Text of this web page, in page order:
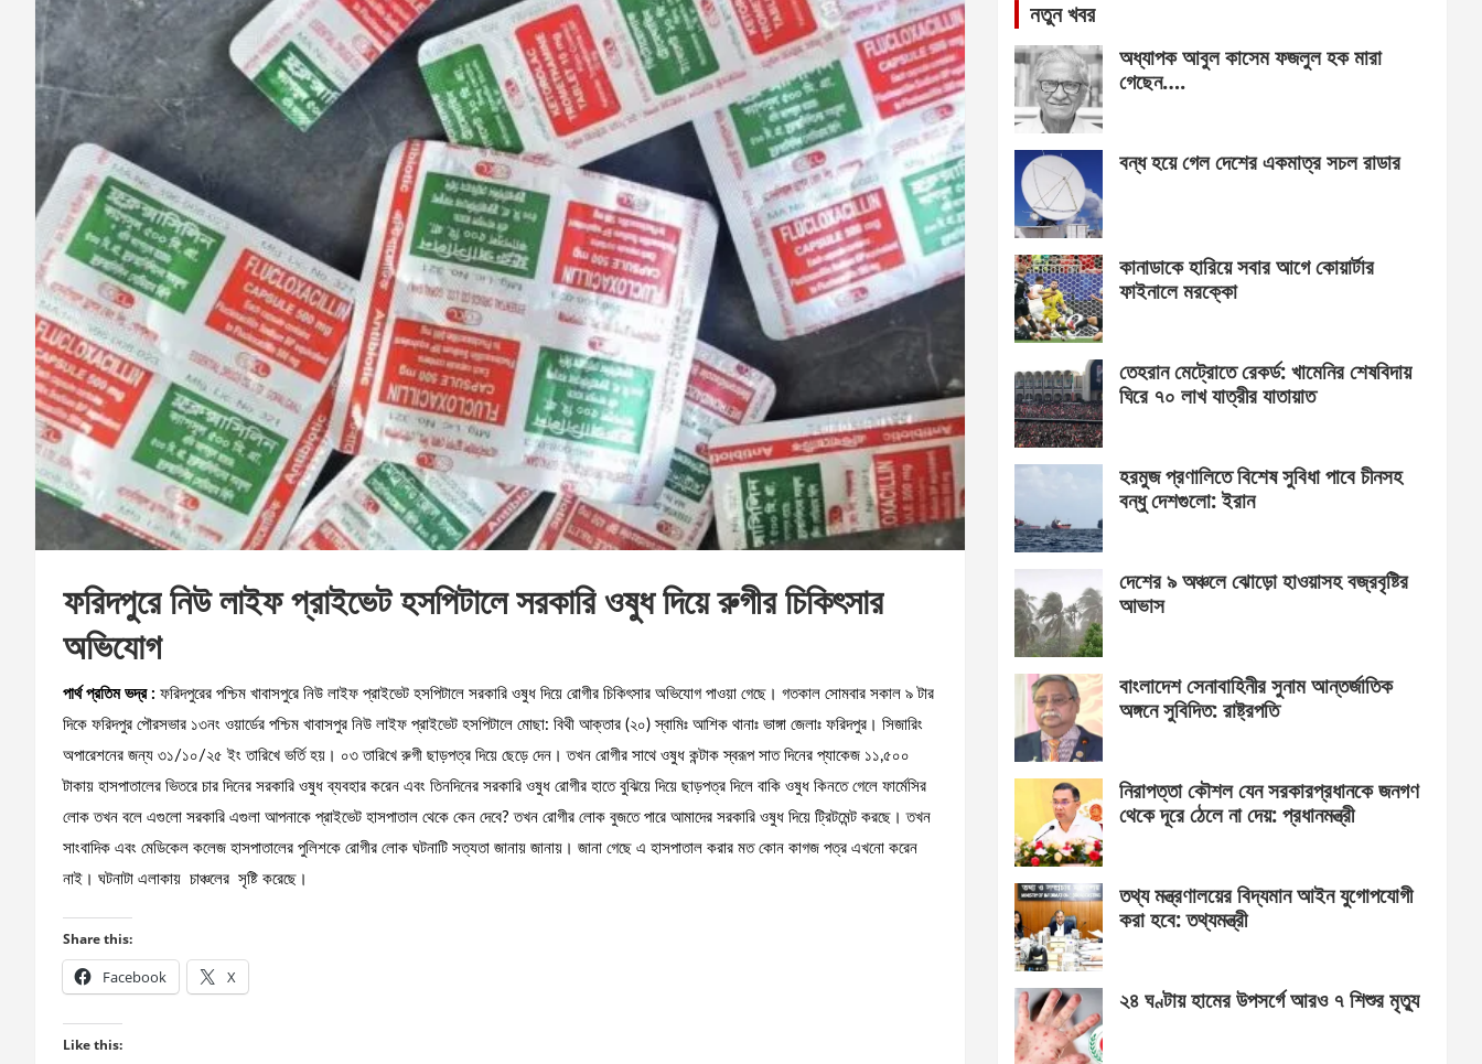
ফরিদপুরে নিউ লাইফ প্রাইভেট হসপিটালে সরকারি ওষুধ দিয়ে রুগীর চিকিৎসার
অভিযোগ
পার্থ প্রতিম ভদ্র : ফরিদপুরের পশ্চিম খাবাসপুরে নিউ লাইফ প্রাইভেট হসপিটালে সরকারি ওষুধ দিয়ে রোগীর চিকিৎসার অভিযোগ পাওয়া গেছে। গতকাল সোমবার ‌সকাল ৯ টার
দিকে ‌ফরিদপুর পৌরসভার ‌১৩নং ওয়ার্ডের পশ্চিম খাবাসপুর নিউ লাইফ প্রাইভেট হসপিটালে মোছা: বিথী আক্তার (২০) স্বামিঃ আশিক থানাঃ ভাঙ্গা জেলাঃ ফরিদপুর। সিজারিং
অপারেশনের জন্য ৩১/১০/২৫ ইং তারিখে ভর্তি হয়। ০৩ তারিখে রুগী ছাড়পত্র দিয়ে ছেড়ে দেন। তখন রোগীর সাথে ওষুধ কন্টাক স্বরূপ সাত দিনের প্যাকেজ ১১,৫০০
টাকায় হাসপাতালের ভিতরে চার দিনের সরকারি ওষুধ ব্যবহার করেন এবং তিনদিনের সরকারি ওষুধ রোগীর হাতে বুঝিয়ে দিয়ে ছাড়পত্র দিলে বাকি ওষুধ কিনতে গেলে ফার্মেসির
লোক তখন বলে এগুলো সরকারি এগুলা আপনাকে প্রাইভেট হাসপাতাল থেকে কেন দেবে? তখন রোগীর লোক বুজতে পারে আমাদের সরকারি ওষুধ দিয়ে ট্রিটমেন্ট করছে। তখন
সাংবাদিক এবং মেডিকেল কলেজ হাসপাতালের পুলিশকে রোগীর লোক ঘটনাটি সত্যতা জানায় জানায়। জানা গেছে এ হাসপাতাল করার মত কোন কাগজ পত্র এখনো করেন
নাই। ঘটনাটা এলাকায় ‌ চাঞ্চলের ‌ সৃষ্টি করেছে।
Share this:
Facebook X
Like this:
নতুন খবর
অধ্যাপক আবুল কাসেম ফজলুল হক মারা
গেছেন….
বন্ধ হয়ে গেল দেশের একমাত্র সচল রাডার
কানাডাকে হারিয়ে সবার আগে কোয়ার্টার
ফাইনালে মরক্কো
তেহরান মেট্রোতে রেকর্ড: খামেনির শেষবিদায়
ঘিরে ৭০ লাখ যাত্রীর যাতায়াত
হরমুজ প্রণালিতে বিশেষ সুবিধা পাবে চীনসহ
বন্ধু দেশগুলো: ইরান
দেশের ৯ অঞ্চলে ঝোড়ো হাওয়াসহ বজ্রবৃষ্টির
আভাস
বাংলাদেশ সেনাবাহিনীর সুনাম আন্তর্জাতিক
অঙ্গনে সুবিদিত: রাষ্ট্রপতি
নিরাপত্তা কৌশল যেন সরকারপ্রধানকে জনগণ
থেকে দূরে ঠেলে না দেয়: প্রধানমন্ত্রী
তথ্য মন্ত্রণালয়ের বিদ্যমান আইন যুগোপযোগী
করা হবে: তথ্যমন্ত্রী
২৪ ঘণ্টায় হামের উপসর্গে আরও ৭ শিশুর মৃত্যু